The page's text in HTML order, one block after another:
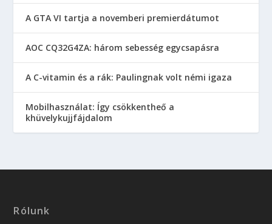
A GTA VI tartja a novemberi premierdátumot
AOC CQ32G4ZA: három sebesség egycsapásra
A C-vitamin és a rák: Paulingnak volt némi igaza
Mobilhasználat: Így csökkentheő a
khüvelykujjfájdalom
Rólunk